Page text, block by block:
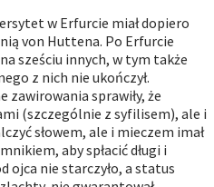
w Erfurcie miał dopiero
von Huttena. Po Erfurcie
sześciu innych, w tym także
z nich nie ukończył.
sprawiły, że
(szczególnie z syfilisem), ale i
słowem, ale i mieczem imał
aby spłacić długi i
ojca nie starczyło, a status